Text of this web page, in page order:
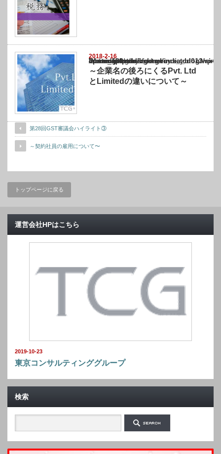
2018-2-16
Warning
: Undefined array key "show_category" in
/home/netst/kuno-cpa.co.jp/public_html/india_blog/wp-content/themes/
on line183
～企業名の後ろにくるPvt. Ltd
とLimitedの違いについて～
第28回GST審議会ハイライト③
～契約社員の雇用について〜
トップページに戻る
運営会社HPはこちら
2019-10-23
東京コンサルティンググループ
検索